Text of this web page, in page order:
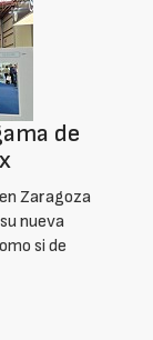
de
Zaragoza
nueva
si de